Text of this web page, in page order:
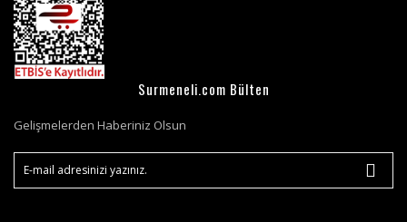
Surmeneli.com Bülten
Gelişmelerden Haberiniz Olsun